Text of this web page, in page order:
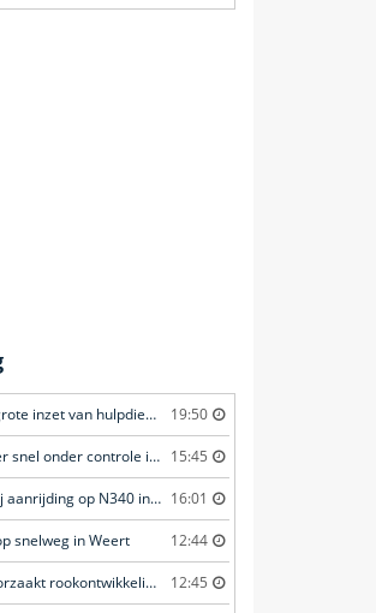
Brand in trein leidt tot grote inzet van hulpdiensten in Amersfoort 19:50
Brand in riet langs water snel onder controle in Amersfoort 15:45
Meerdere gewonden bij aanrijding op N340 in Ommen 16:01
snelweg in Weert 12:44
Flinke bermbrand veroorzaakt rookontwikkeling in Haastrecht 12:45